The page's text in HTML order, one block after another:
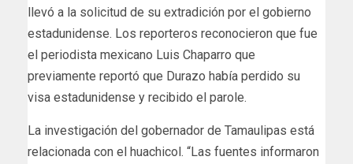
llevó a la solicitud de su extradición por el gobierno
estadunidense. Los reporteros reconocieron que fue
el periodista mexicano Luis Chaparro que
previamente reportó que Durazo había perdido su
visa estadunidense y recibido el parole.
La investigación del gobernador de Tamaulipas está
relacionada con el huachicol. “Las fuentes informaron